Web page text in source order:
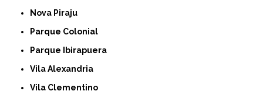
Nova Piraju
Parque Colonial
Parque Ibirapuera
Vila Alexandria
Vila Clementino